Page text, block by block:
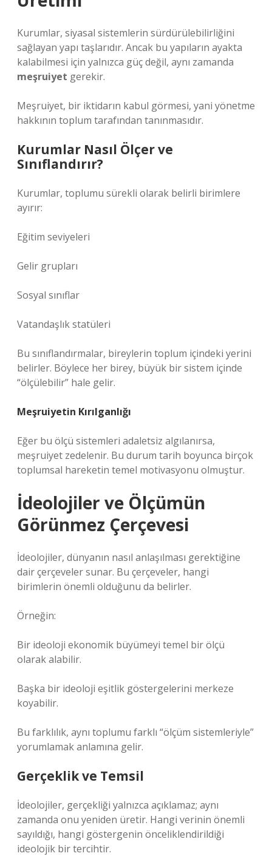
Kurumlar, siyasal sistemlerin sürdürülebilirliğini
sağlayan yapı taşlarıdır. Ancak bu yapıların ayakta
kalabilmesi için yalnızca güç değil, aynı zamanda
meşruiyet gerekir.
Meşruiyet, bir iktidarın kabul görmesi, yani yönetme
hakkının toplum tarafından tanınmasıdır.
Kurumlar Nasıl Ölçer ve
Sınıflandırır?
Kurumlar, toplumu sürekli olarak belirli birimlere
ayırır:
Eğitim seviyeleri
Gelir grupları
Sosyal sınıflar
Vatandaşlık statüleri
Bu sınıflandırmalar, bireylerin toplum içindeki yerini
belirler. Böylece her birey, büyük bir sistem içinde
“ölçülebilir” hale gelir.
Meşruiyetin Kırılganlığı
Eğer bu ölçü sistemleri adaletsiz algılanırsa,
meşruiyet zedelenir. Bu durum tarih boyunca birçok
toplumsal hareketin temel motivasyonu olmuştur.
İdeolojiler ve Ölçümün
Görünmez Çerçevesi
İdeolojiler, dünyanın nasıl anlaşılması gerektiğine
dair çerçeveler sunar. Bu çerçeveler, hangi
birimlerin önemli olduğunu da belirler.
Örneğin:
Bir ideoloji ekonomik büyümeyi temel bir ölçü
olarak alabilir.
Başka bir ideoloji eşitlik göstergelerini merkeze
koyabilir.
Bu farklılık, aynı toplumu farklı “ölçüm sistemleriyle”
yorumlamak anlamına gelir.
Gerçeklik ve Temsil
İdeolojiler, gerçekliği yalnızca açıklamaz; aynı
zamanda onu yeniden üretir. Hangi verinin önemli
sayıldığı, hangi göstergenin önceliklendirildiği
ideolojik bir tercihtir.